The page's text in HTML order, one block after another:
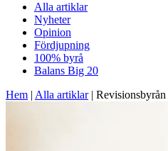
Alla artiklar
Nyheter
Opinion
Fördjupning
100% byrå
Balans Big 20
Hem | Alla artiklar|